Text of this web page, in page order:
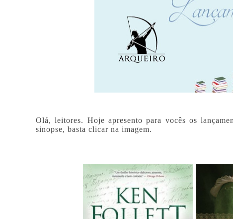
Olá, leitores. Hoje apresento para vocês os
sinopse, basta clicar na imagem.